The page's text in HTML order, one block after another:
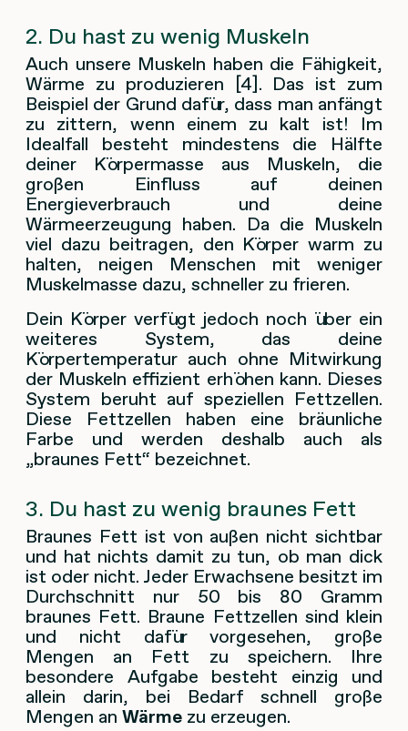
2. Du hast zu wenig Muskeln
Auch unsere Muskeln haben die Fähigkeit,
Wärme zu produzieren [4]. Das ist zum
Beispiel der Grund dafür, dass man anfängt
zu zittern, wenn einem zu kalt ist! Im
Idealfall besteht mindestens die Hälfte
deiner Körpermasse aus Muskeln, die
großen Einfluss auf deinen
Energieverbrauch und deine
Wärmeerzeugung haben. Da die Muskeln
viel dazu beitragen, den Körper warm zu
halten, neigen Menschen mit weniger
Muskelmasse dazu, schneller zu frieren.
Dein Körper verfügt jedoch noch über ein
weiteres System, das deine
Körpertemperatur auch ohne Mitwirkung
der Muskeln effizient erhöhen kann. Dieses
System beruht auf speziellen Fettzellen.
Diese Fettzellen haben eine bräunliche
Farbe und werden deshalb auch als
„braunes Fett“ bezeichnet.
3. Du hast zu wenig braunes Fett
Braunes Fett ist von außen nicht sichtbar
und hat nichts damit zu tun, ob man dick
ist oder nicht. Jeder Erwachsene besitzt im
Durchschnitt nur 50 bis 80 Gramm
braunes Fett. Braune Fettzellen sind klein
und nicht dafür vorgesehen, große
Mengen an Fett zu speichern. Ihre
besondere Aufgabe besteht einzig und
allein darin, bei Bedarf schnell große
Mengen an Wärme zu erzeugen.